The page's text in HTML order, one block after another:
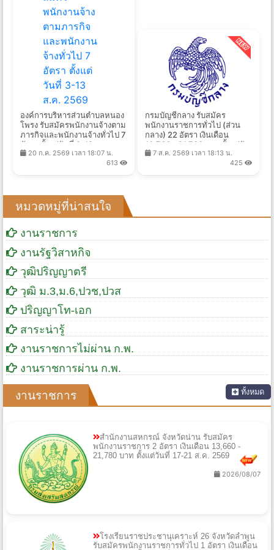
องค์การบริหารส่วนตำบลหนอง
โพรง รับสมัครพนักงานจ้างตาม
ภารกิจและพนักงานจ้างทั่วไป 7
อัตรา ตั้งแต่วันที่ 3-13 ส.ค.
256920 ก.ค. 2569 เวลา 18:07 น.
613
กรมบัญชีกลาง รับสมัคร
พนักงานราชการทั่วไป (ส่วน
กลาง) 22 อัตรา เงินเดือน
16,700 - 21,780 บาท ตั้งแต่วัน
ที่ 24 ส.ค. - 4 ก.ย. 2569
7 ส.ค. 2569 เวลา 18:13 น.
425
หมวดหมู่ที่น่าสนใจ
งานราชการ
งานรัฐวิสาหกิจ
วุฒิปริญญาตรี
วุฒิ ม.3,ม.6,ปวช,ปวส
ปริญญาโท-เอก
สาระน่ารู้
งานราชการไม่ผ่าน ก.พ.
งานราชการผ่าน ก.พ.
งานราชการ ทั้งหมด
สำนักงานสหกรณ์ จังหวัดน่าน รับสมัคร
พนักงานราชการ 2 อัตรา เงินเดือน 13,660 -
21,780 บาท ตั้งแต่วันที่ 17-21 ส.ค. 2569
2026/08/07
โรงเรียนราชประชานุเคราะห์ 26 จังหวัดลำพูน
รับสมัครพนักงานราชการทั่วไป 1 อัตรา เงินเดือน